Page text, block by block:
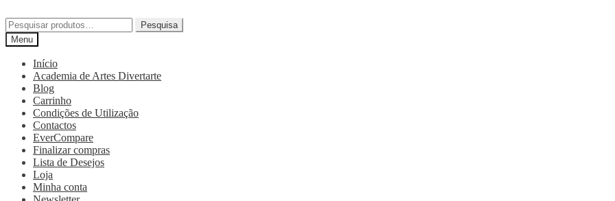
Pesquisa
Menu
Início
Academia de Artes Divertarte
Blog
Carrinho
Condições de Utilização
Contactos
EverCompare
Finalizar compras
Lista de Desejos
Loja
Minha conta